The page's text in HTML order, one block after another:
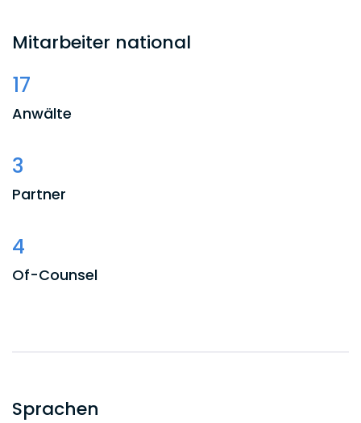
Mitarbeiter national
17
Anwälte
3
Partner
4
Of-Counsel
2
Sprachen